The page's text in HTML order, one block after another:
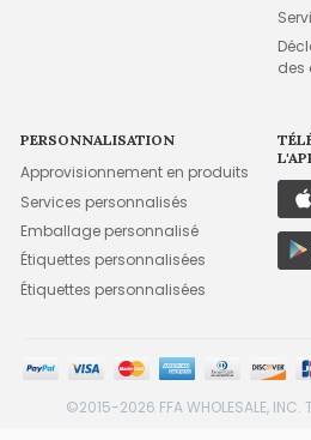
des
PERSONNALISATION
Approvisionnement en produits
Services personnalisés
Emballage personnalisé
Étiquettes personnalisées
Étiquettes personnalisées
©2015-2026 FFA WHOLESALE, INC.